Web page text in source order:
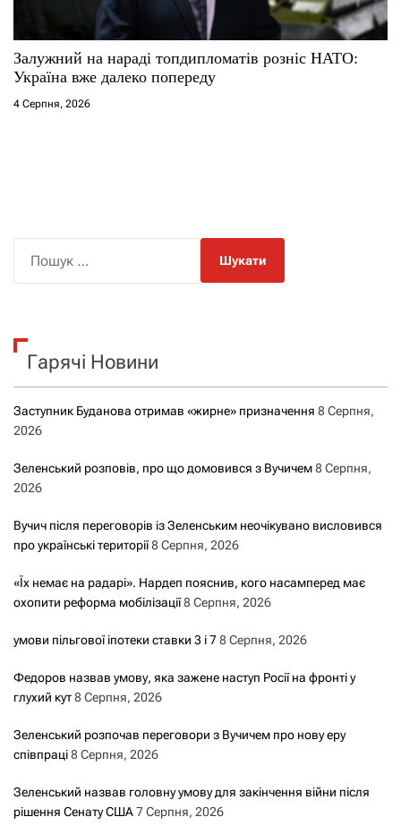
Залужний на нараді топдипломатів розніс НАТО:
Україна вже далеко попереду
4 Серпня, 2026
к
Гарячі Новини
Заступник Буданова отримав «жирне» призначення 8 Серпня,
2026
Зеленський розповів, про що домовився з Вучичем8 Серпня,
2026
Вучич після переговорів із Зеленським неочікувано висловився
про українські території8 Серпня, 2026
«Їх немає на радарі». Нардеп пояснив, кого насамперед має
охопити реформа мобілізації8 Серпня, 2026
умови пільгової іпотеки ставки 3 і 78 Серпня, 2026
Федоров назвав умову, яка зажене наступ Росії на фронті у
глухий кут8 Серпня, 2026
Зеленський розпочав переговори з Вучичем про нову еру
співпраці8 Серпня, 2026
Зеленський назвав головну умову для закінчення війни після
рішення Сенату США7 Серпня, 2026